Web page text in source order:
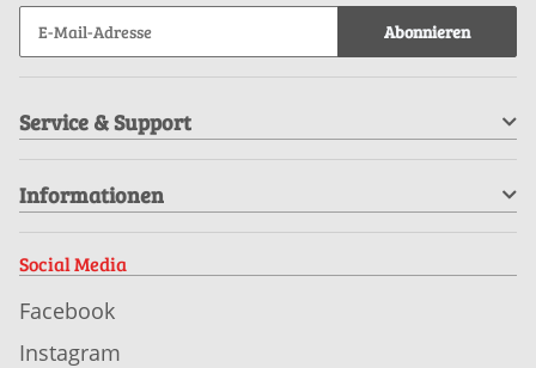
Abonnieren
Service & Support
Informationen
Social Media
Facebook
Instagram